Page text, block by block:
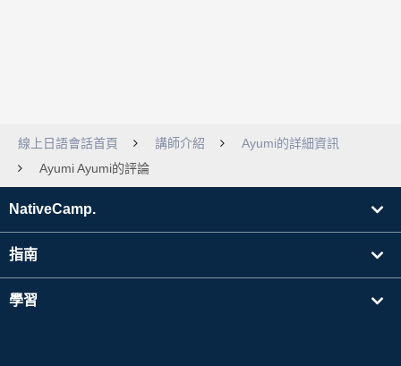
線上日語會話首頁 講師介紹
Ayumi的詳細資訊
Ayumi Ayumi的評論
NativeCamp.
指南
學習